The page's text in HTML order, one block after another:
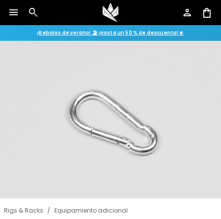
menu search person shopping_bag
¡Rebajas de verano! 🏖️ ¡Hasta un 50 % de descuento! ☀️
Rigs & Racks / Equipamiento adicional